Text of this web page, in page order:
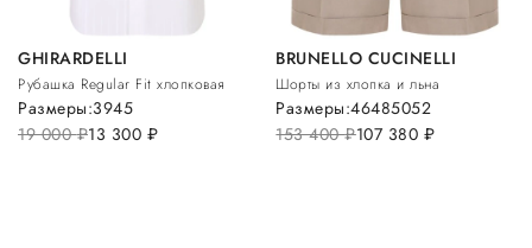
GHIRARDELLI
Рубашка Regular Fit хлопковая
19 000руб.13 300 руб.
Размеры:3945
BRUNELLO CUCINELLI
Шорты из хлопка и льна
153 400руб.107 380 руб.
Размеры:46485052